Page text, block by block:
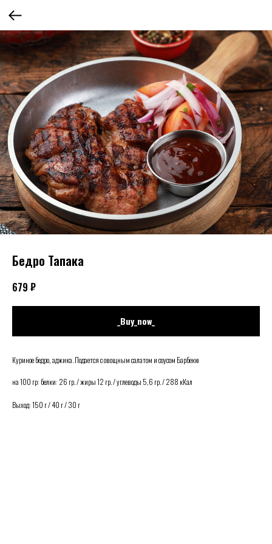
Бедро Тапака
679 ₽
_Buy_now_
Куриное бедро, аджика. Подается с овощным салатом и соусом Барбекю
на 100 гр: белки: 26 гр. / жиры 12 гр. / углеводы 5,6 гр. / 288 кКал
Выход: 150 г / 40 г / 30 г